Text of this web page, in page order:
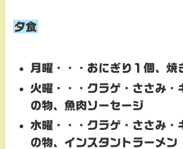
夕食
月曜・・・ おにぎり１個、焼
火曜・・・クラゲ・ささみ・
の物、 魚肉ソーセージ
水曜・・・ クラゲ・ささみ・
の物、 インスタントラーメン